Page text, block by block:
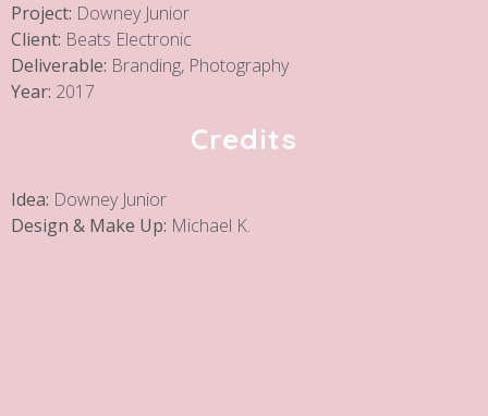
Project: Downey Junior
Client: Beats Electronic
Deliverable: Branding, Photography
Year: 2017
Credits
Idea: Downey Junior
Design & Make Up: Michael K.